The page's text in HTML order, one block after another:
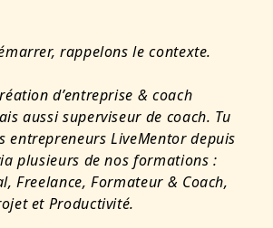
rappelons le contexte.
d’entreprise & coach
aussi superviseur de coach. Tu
entrepreneurs LiveMentor depuis
plusieurs de nos formations :
Freelance, Formateur & Coach,
et Productivité.